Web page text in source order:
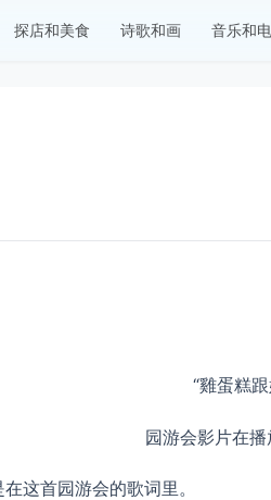
探店和美食 诗歌和画 音乐和
“雞蛋糕
园游会影片在
这首园游会的歌词里。